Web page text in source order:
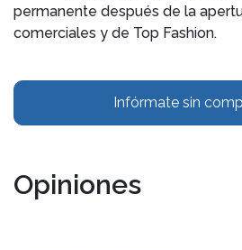
permanente después de la
comerciales y de Top Fashion.
Infórmate sin
Opiniones